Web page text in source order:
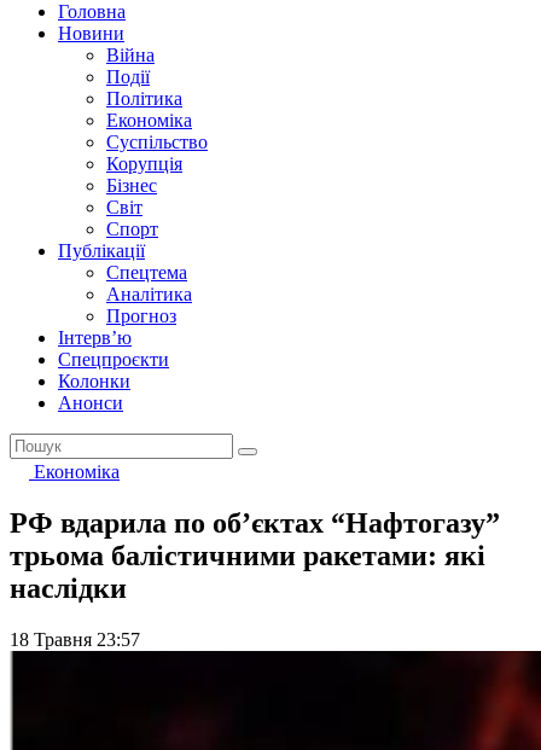
Головна
Новини
Війна
Події
Політика
Економіка
Суспільство
Корупція
Бізнес
Світ
Спорт
Публікації
Спецтема
Аналітика
Прогноз
Інтерв’ю
Спецпроєкти
Колонки
Анонси
Економіка
РФ вдарила по об’єктах “Нафтогазу”
трьома балістичними ракетами: які
наслідки
18 Травня 23:57